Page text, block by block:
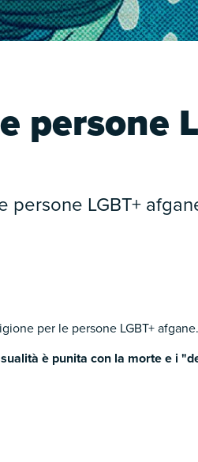
persone
LGBT+
per le persone LGBT+ afgane.
è punita con la morte e i